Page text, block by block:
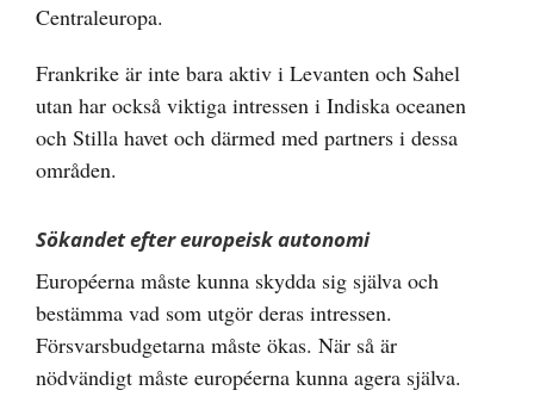
Centraleuropa.
Frankrike är inte bara aktiv i Levanten och Sahel
utan har också viktiga intressen i Indiska oceanen
och Stilla havet och därmed med partners i dessa
områden.
Sökandet efter europeisk autonomi
Européerna måste kunna skydda sig själva och
bestämma vad som utgör deras intressen.
Försvarsbudgetarna måste ökas. När så är
nödvändigt måste européerna kunna agera själva.